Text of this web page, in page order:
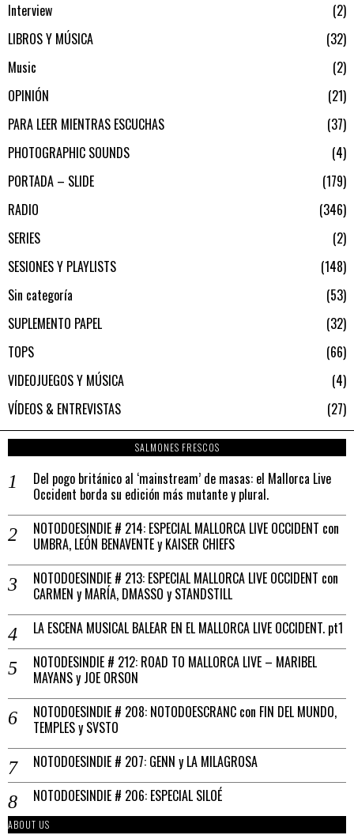
Interview
2
LIBROS Y MÚSICA
32
Music
2
OPINIÓN
21
PARA LEER MIENTRAS ESCUCHAS
37
PHOTOGRAPHIC SOUNDS
4
PORTADA – SLIDE
179
RADIO
346
SERIES
2
SESIONES Y PLAYLISTS
148
Sin categoría
53
SUPLEMENTO PAPEL
32
TOPS
66
VIDEOJUEGOS Y MÚSICA
4
VÍDEOS & ENTREVISTAS
27
SALMONES FRESCOS
Del pogo británico al ‘mainstream’ de masas: el Mallorca Live
Occident borda su edición más mutante y plural.
NOTODOESINDIE # 214: ESPECIAL MALLORCA LIVE OCCIDENT con
UMBRA, LEÓN BENAVENTE y KAISER CHIEFS
NOTODOESINDIE # 213: ESPECIAL MALLORCA LIVE OCCIDENT con
CARMEN y MARÍA, DMASSO y STANDSTILL
LA ESCENA MUSICAL BALEAR EN EL MALLORCA LIVE OCCIDENT. pt1
NOTODESINDIE # 212: ROAD TO MALLORCA LIVE – MARIBEL
MAYANS y JOE ORSON
NOTODOESINDIE # 208: NOTODOESCRANC con FIN DEL MUNDO,
TEMPLES y SVSTO
NOTODOESINDIE # 207: GENN y LA MILAGROSA
NOTODOESINDIE # 206: ESPECIAL SILOÉ
ABOUT US